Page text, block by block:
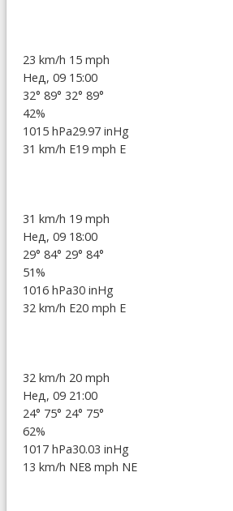
23 km/h 15 mph
Нед, 09 15:00
32° 89° 32° 89°
42%
1015 hPa29.97 inHg
31 km/h E19 mph E
31 km/h 19 mph
Нед, 09 18:00
29° 84° 29° 84°
51%
1016 hPa30 inHg
32 km/h E20 mph E
32 km/h 20 mph
Нед, 09 21:00
24° 75° 24° 75°
62%
1017 hPa30.03 inHg
13 km/h NE8 mph NE